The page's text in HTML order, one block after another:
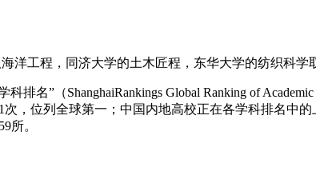
工程，同济大学的土木匠程，东华大学的纺织科学
名”（ShanghaiRankings Global Ranking of
，位列全球第一；中国内地高校正在各学科排名中
所。